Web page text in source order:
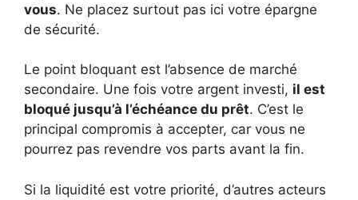
vous. Ne placez surtout pas ici votre épargne
de sécurité.
Le point bloquant est l’absence de marché
secondaire. Une fois votre argent investi, il est
bloqué jusqu’à l’échéance du prêt. C’est le
principal compromis à accepter, car vous ne
pourrez pas revendre vos parts avant la fin.
Si la liquidité est votre priorité, d’autres acteurs